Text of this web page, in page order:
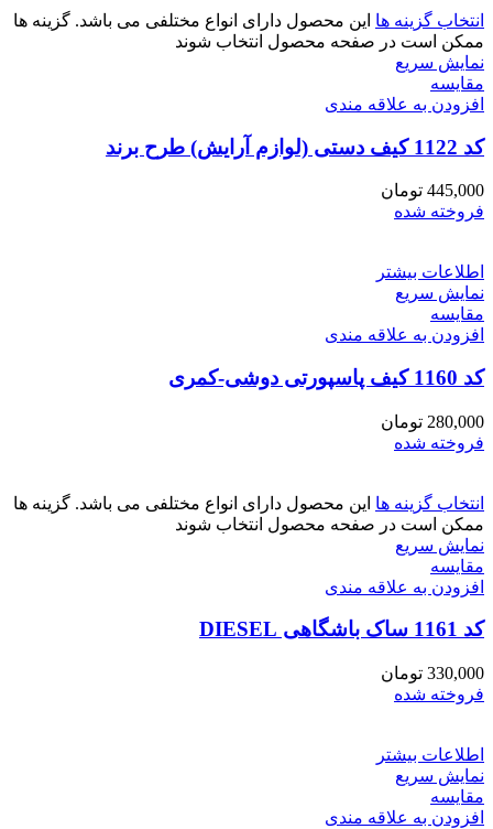
انتخاب گزینه ها این محصول دارای انواع مختلفی می باشد. گزینه ها
ممکن است در صفحه محصول انتخاب شوند
نمایش سریع
مقايسه
افزودن به علاقه مندی
کد 1122 کیف دستی (لوازم آرایش) طرح برند
445,000 تومان
فروخته شده
اطلاعات بیشتر
نمایش سریع
مقايسه
افزودن به علاقه مندی
کد 1160 کیف پاسپورتی دوشی-کمری
280,000 تومان
فروخته شده
انتخاب گزینه ها این محصول دارای انواع مختلفی می باشد. گزینه ها
ممکن است در صفحه محصول انتخاب شوند
نمایش سریع
مقايسه
افزودن به علاقه مندی
کد 1161 ساک باشگاهی DIESEL
330,000 تومان
فروخته شده
اطلاعات بیشتر
نمایش سریع
مقايسه
افزودن به علاقه مندی